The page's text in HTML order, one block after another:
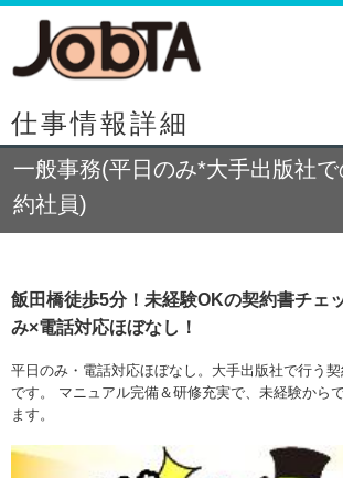
仕事情報詳細
一般事務(平日のみ*大手出版社
約社員)
飯田橋徒歩5分！未経験OKの契約書チェ
み×電話対応ほぼなし！
平日のみ・電話対応ほぼなし。大手出版社で行う
です。 マニュアル完備＆研修充実で、未経験から
ます。